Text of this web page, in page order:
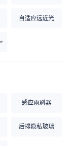
自适应远近光
感应雨刷器
后排隐私玻璃